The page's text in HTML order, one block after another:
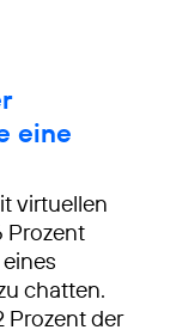
eine
virtuellen
Prozent
chatten.
Prozent der